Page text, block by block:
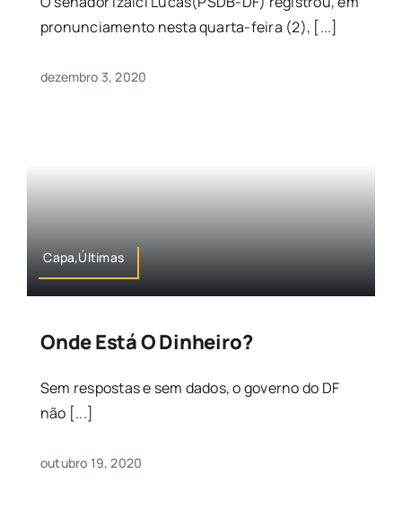
pronunciamento nesta quarta-feira (2), [...]
dezembro 3, 2020
Capa,Últimas
Onde Está O Dinheiro?
Sem respostas e sem dados, o governo do DF
não [...]
outubro 19, 2020